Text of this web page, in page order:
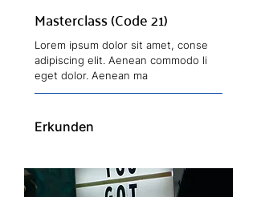
Masterclass (Code 21)
Lorem ipsum dolor sit amet, conse
adipiscing elit. Aenean commodo li
eget dolor. Aenean ma
Erkunden